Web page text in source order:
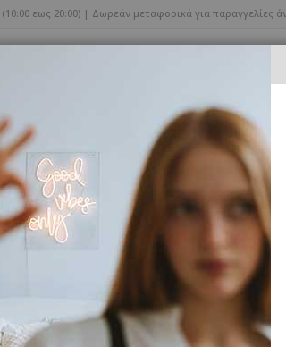
εως 20:00) | Δωρεάν μεταφορικά για παραγγελίες
ΛΕΥΚΑ ΕΙΔΗ ΦΩΤΙΣΤΙΚΑ
ΞΑΠΛΩΣΤΡΕΣ
Δεν μπορούμε να βρούμε προϊόντα που